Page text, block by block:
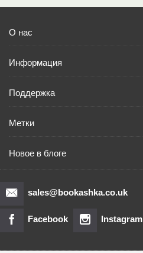
О нас
Информация
Поддержка
Метки
Новое в блоге
sales@bookashka.co.uk
Facebook Instagram